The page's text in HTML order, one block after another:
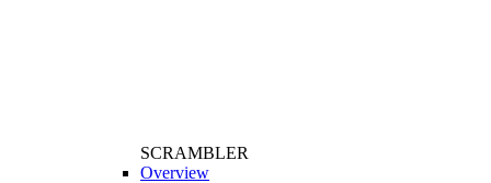
SCRAMBLER
Overview